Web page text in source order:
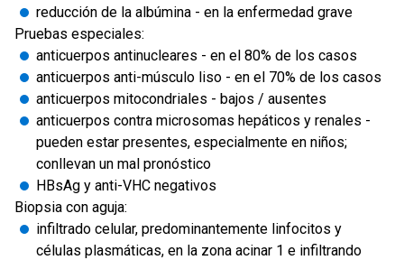
reducción de la albúmina - en la enfermedad grave
Pruebas especiales:
anticuerpos antinucleares - en el 80% de los casos
anticuerpos anti-músculo liso - en el 70% de los casos
anticuerpos mitocondriales - bajos / ausentes
anticuerpos contra microsomas hepáticos y renales -
pueden estar presentes, especialmente en niños;
conllevan un mal pronóstico
HBsAg y anti-VHC negativos
Biopsia con aguja:
infiltrado celular, predominantemente linfocitos y
células plasmáticas, en la zona acinar 1 e infiltrando